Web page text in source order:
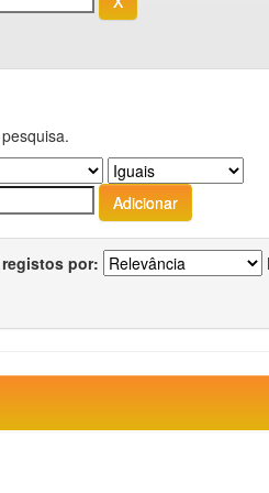
por: